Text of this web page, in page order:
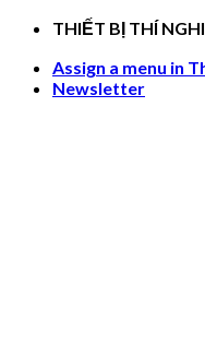
Skip
content
THIẾT BỊ THÍ
Assign a menu in
Newsletter